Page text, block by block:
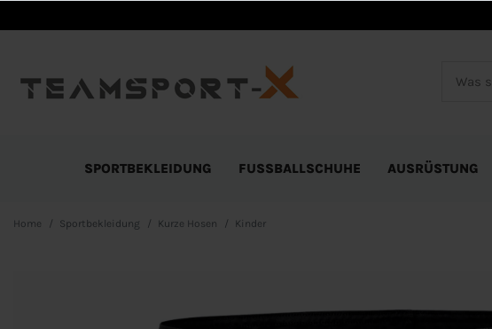
SPORTBEKLEIDUNG FUSSBALLSCHUHE AUSRÜSTUNG
Home Sportbekleidung Kurze Hosen Kinder